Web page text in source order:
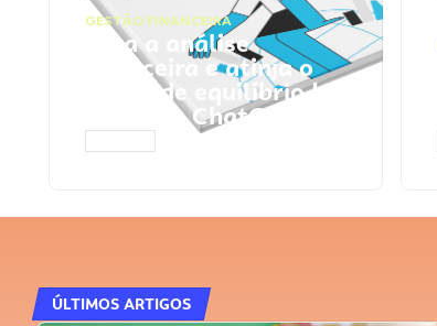
GESTÃO FINANCEIRA
Faça a análise
financeira e atinja o
ponto de equilíbrio |
Prompts ChatGPT
ÚLTIMOS ARTIGOS